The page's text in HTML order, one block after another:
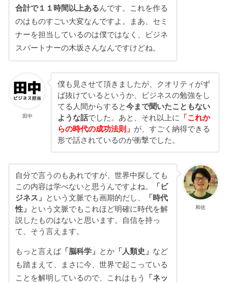
合計で１１時間以上あるんです。これを作る
のはものすごい大変なんですよ。まあ、セミ
ナーを担当しているのは僕ではなく、ビジネ
スパートナーの木坂さんなんですけどね。
田中
僕も見させて頂きましたが、クオリティがず
ば抜けているというか、ビジネスの勉強をし
てる人間からすると今まで聞いたこともない
ような話でした。あと、それ以上に 「これか
らの時代の成功法則」 が、すごく納得できる
形で話されているのが衝撃でした。
和佐
自分で言うのもあれですが、世界中探しても
この内容は学べないと思うんですよね。
「ビ
ジネス」
という文脈でも画期的だし、
「時代
性」
という文脈でもこれほど明確に時代を解
説したものはないと思います。自信を持っ
て、そう言えます。
もっと言えば「脳科学」 とか「人類史」 など
も踏まえて、まさに今、世界で起こっている
ことを解明しているので、これはもう
「ネッ